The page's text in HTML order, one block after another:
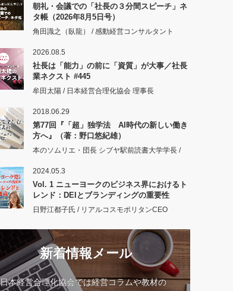
朝礼・会議での「社長の３分間スピーチ」ネ
タ帳（2026年8月5日号）
角田識之（臥龍） / 感動経営コンサルタント
2026.08.5
社長は「能力」の前に「資質」が大事／社長
業ネクスト #445
牟田太陽 / 日本経営合理化協会 理事長
2018.06.29
第77回『「超」独学法 AI時代の新しい働き
方へ』（著：野口悠紀雄）
本のソムリエ・団長 シブヤ駅前読書大学学長 /
2024.05.3
Vol. 1 ニューヨークのビジネス界におけるト
レンド：DEIとブランディングの重要性
日野江都子氏 / リアルコスモポリタンCEO
新着情報メール
日本経営合理化協会では経営コラムや教材の